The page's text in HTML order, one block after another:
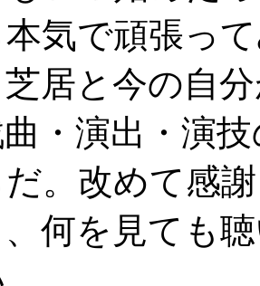
気で頑張っ
居と今の自
曲・演出・演
。改めて感
、何を見ても